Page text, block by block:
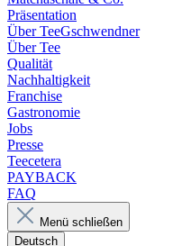
Präsentation
Über TeeGschwendner
Über Tee
Qualität
Nachhaltigkeit
Franchise
Gastronomie
Jobs
Presse
Teecetera
PAYBACK
FAQ
Menü schließen
Deutsch